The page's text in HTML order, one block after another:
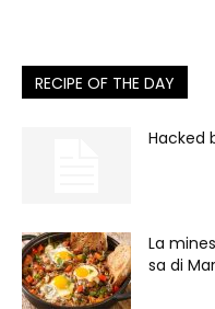
RECIPE OF THE DAY
Hacked
La
sa di